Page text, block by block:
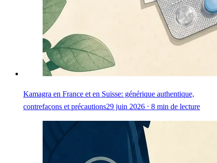
Kamagra en France et en Suisse: générique authentique,
contrefaçons et précautions29 juin 2026 ⋅ 8 min de lecture